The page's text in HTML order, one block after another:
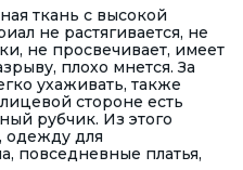
ткань с высокой
не растягивается, не
не просвечивает, имеет
плохо мнется. За
ухаживать, также
стороне есть
рубчик. Из этого
одежду для
повседневные платья,